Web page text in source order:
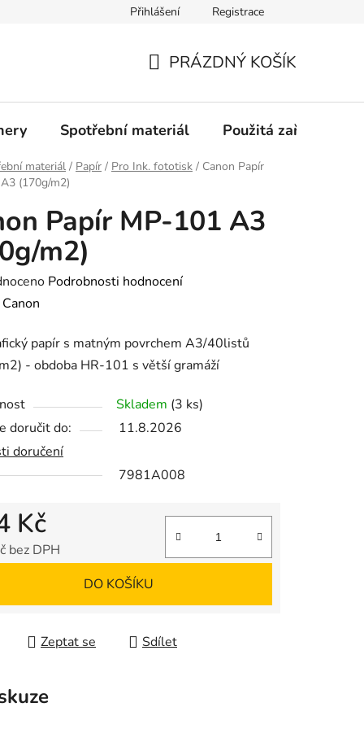
Aktuality Ochrana osobních údajů
Přihlášení Registrace
KOŠÍK
PRÁZDNÝ KOŠÍK
Spotřební materiál Použitá zařízení
materiál / Papír / Pro Ink. fototisk / Canon Papír
(170g/m2)
Papír MP-101 A3
m2)
Podrobnosti hodnocení
Canon
papír s matným povrchem A3/40listů
- obdoba HR-101 s větší gramáží
Skladem (3 ks)
doručit do:
11.8.2026
doručení
7981A008
Kč
bez DPH
DO KOŠÍKU
Zeptat se Sdílet